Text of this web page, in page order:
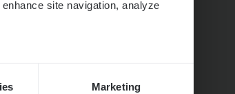
site navigation, analyze
Marketing